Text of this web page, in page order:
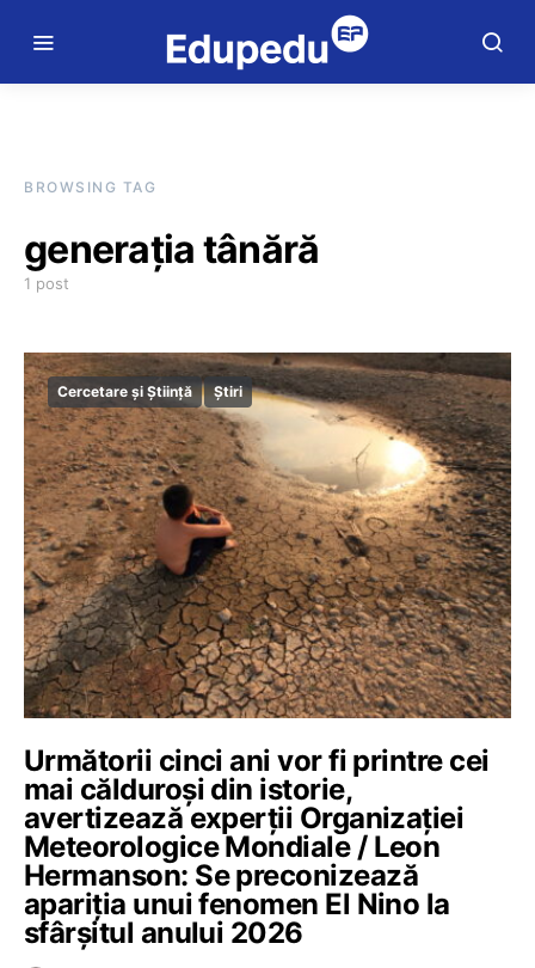
BROWSING TAG
generația tânără
1 post
Cercetare și Știință Știri
Următorii cinci ani vor fi printre cei
mai călduroși din istorie,
avertizează experții Organizației
Meteorologice Mondiale / Leon
Hermanson: Se preconizează
apariția unui fenomen El Nino la
sfârșitul anului 2026